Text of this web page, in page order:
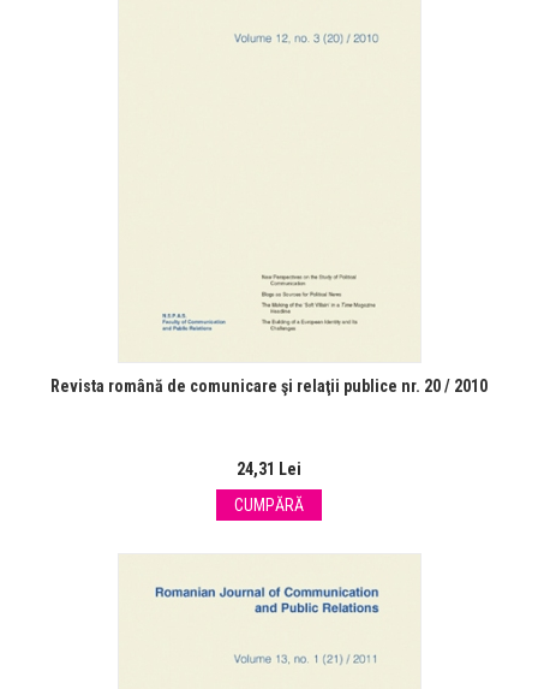
Revista română de comunicare şi relaţii publice nr. 20 / 2010
24,31 Lei
CUMPĂRĂ